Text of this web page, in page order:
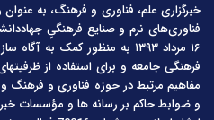
خبرگزاری علم، فناوری و فرهنگ، به
فناوری‌های نرم و صنایع فرهنگیِ
۱۶ مرداد ۱۳۹۳ به منظور کمک به
فرهنگی جامعه و برای استفاده از
مفاهیم مرتبط در حوزه فناوری و
و ضوابط حاکم بر رسانه ها و مؤسسات